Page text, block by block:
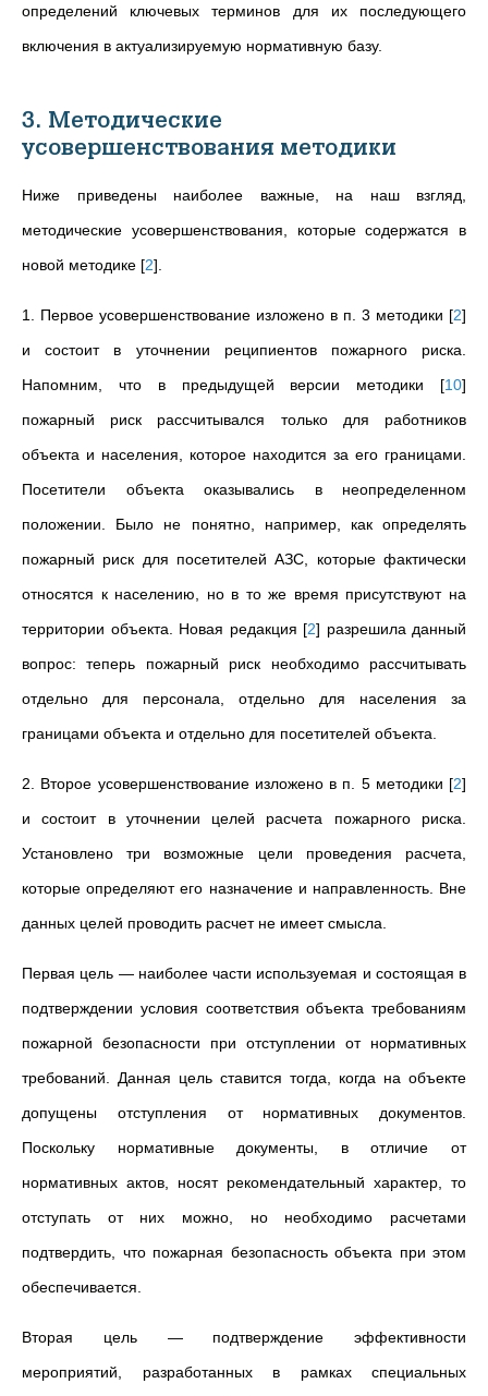
определений ключевых терминов для их последующего
включения в актуализируемую нормативную базу.
3. Методические
усовершенствования методики
Ниже приведены наиболее важные, на наш взгляд,
методические усовершенствования, которые содержатся в
новой методике [2]
1. Первое усовершенствование изложено в п. 3 методики [2]
и состоит в уточнении реципиентов пожарного риска.
Напомним, что в предыдущей версии методики [10]
пожарный риск рассчитывался только для работников
объекта и населения, которое находится за его границами.
Посетители объекта оказывались в неопределенном
положении. Было не понятно, например, как определять
пожарный риск для посетителей АЗС, которые фактически
относятся к населению, но в то же время присутствуют на
территории объекта. Новая редакция [2] разрешила данный
вопрос: теперь пожарный риск необходимо рассчитывать
отдельно для персонала, отдельно для населения за
границами объекта и отдельно для посетителей объекта.
2. Второе усовершенствование изложено в п. 5 методики [2]
и состоит в уточнении целей расчета пожарного риска.
Установлено три возможные цели проведения расчета,
которые определяют его назначение и направленность. Вне
данных целей проводить расчет не имеет смысла.
Первая цель — наиболее части используемая и состоящая в
подтверждении условия соответствия объекта требованиям
пожарной безопасности при отступлении от нормативных
требований.
Данная цель ставится тогда, когда на объекте
допущены отступления от нормативных документов.
Поскольку нормативные документы, в отличие от
нормативных актов, носят рекомендательный характер, то
отступать от них можно, но необходимо расчетами
подтвердить, что пожарная безопасность объекта при этом
обеспечивается.
Вторая цель —подтверждение эффективности
мероприятий, разработанных в рамках специальных